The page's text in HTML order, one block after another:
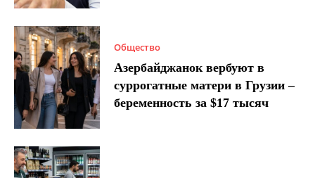
Общество
Азербайджанок вербуют в
суррогатные матери в Грузии –
беременность за $17 тысяч